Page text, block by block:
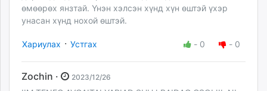
өмөөрөх янзтай. Үнэн хэлсэн хүнд хүн өштэй үхэр
унасан хүнд нохой өштэй.
Хариулах · Устгах - 0 - 0
Zochin · 2023/12/26